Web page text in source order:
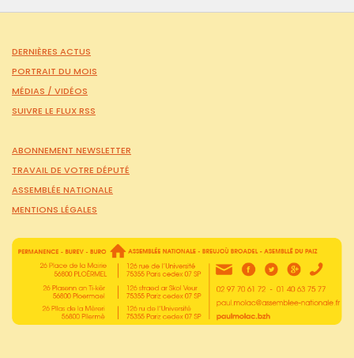
DERNIÈRES ACTUS
PORTRAIT DU MOIS
MÉDIAS / VIDÉOS
SUIVRE LE FLUX RSS
ABONNEMENT NEWSLETTER
TRAVAIL DE VOTRE DÉPUTÉ
ASSEMBLÉE NATIONALE
MENTIONS LÉGALES